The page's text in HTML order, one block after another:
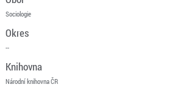
Sociologie
Okres
--
Knihovna
Národní knihovna ČR